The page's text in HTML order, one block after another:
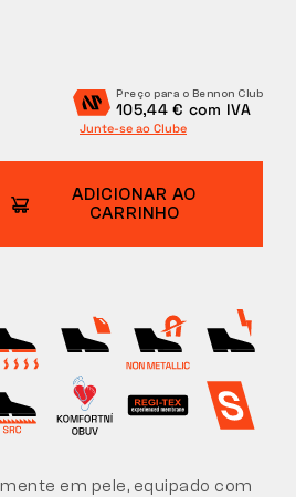
Preço para o Bennon Club
105,44 € com IVA
Junte-se ao Clube
ADICIONAR AO
CARRINHO
em pele, equipado com